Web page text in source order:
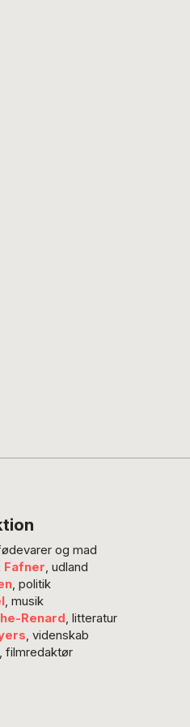
og mad
Fafner, udland
, politik
, musik
Renard, litteratur
, videnskab
, filmredaktør